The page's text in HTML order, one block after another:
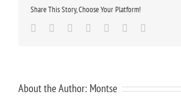
Share This Story, Choose Your Platform!
Facebook
TwitterLinkedinGoogle+
TumblrPinterest
About the Author: Montse